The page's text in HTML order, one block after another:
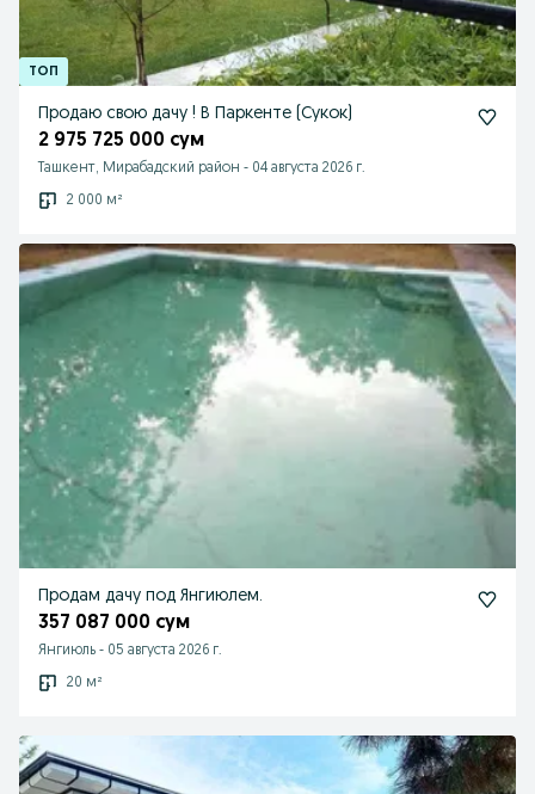
Продаю свою дачу ! В Паркенте (Сукок)
2 975 725 000 сум
Ташкент, Мирабадский район - 04 августа 2026 г.
2 000 м²
Продам дачу под Янгиюлем.
357 087 000 сум
Янгиюль - 05 августа 2026 г.
20 м²